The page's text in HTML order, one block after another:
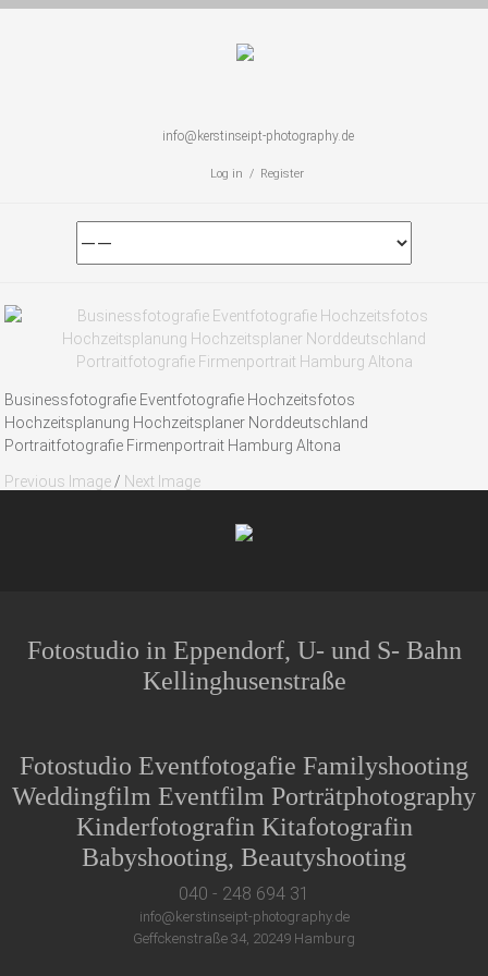
info@kerstinseipt-photography.de
Log in / Register
Businessfotografie Eventfotografie Hochzeitsfotos
Hochzeitsplanung Hochzeitsplaner Norddeutschland
Portraitfotografie Firmenportrait Hamburg Altona
Previous Image / Next Image
Fotostudio in Eppendorf, U- und S- Bahn
Kellinghusenstraße
Fotostudio Eventfotogafie Familyshooting
Weddingfilm Eventfilm Porträtphotography
Kinderfotografin Kitafotografin
Babyshooting, Beautyshooting
040 - 248 694 31
info@kerstinseipt-photography.de
Geffckenstraße 34, 20249 Hamburg